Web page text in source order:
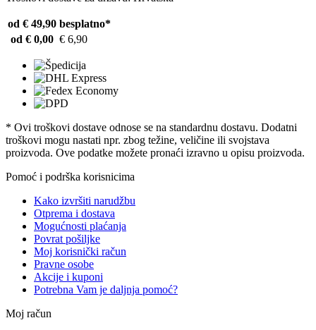
od € 49,90 besplatno*
od € 0,00 € 6,90
* Ovi troškovi dostave odnose se na standardnu ​​dostavu. Dodatni
troškovi mogu nastati npr. zbog težine, veličine ili svojstava
proizvoda. Ove podatke možete pronaći izravno u opisu proizvoda.
Pomoć i podrška korisnicima
Kako izvršiti narudžbu
Otprema i dostava
Mogućnosti plaćanja
Povrat pošiljke
Moj korisnički račun
Pravne osobe
Akcije i kuponi
Potrebna Vam je daljnja pomoć?
Moj račun